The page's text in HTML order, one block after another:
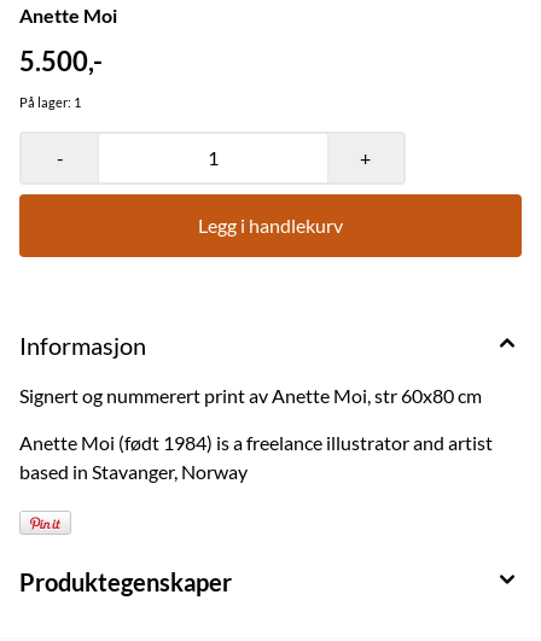
Anette Moi
5.500,-
På lager: 1
- +
Legg i handlekurv
Informasjon
Signert og nummerert print av Anette Moi, str 60x80 cm
Anette Moi (født 1984) is a freelance illustrator and artist
based in Stavanger, Norway
Produktegenskaper